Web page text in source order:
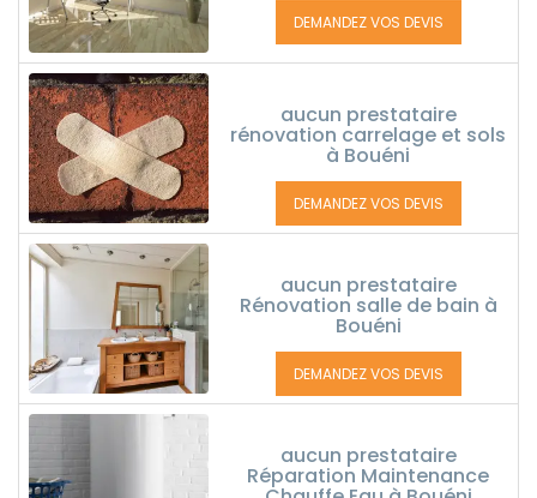
DEMANDEZ VOS DEVIS
aucun prestataire
rénovation carrelage et sols
à Bouéni
DEMANDEZ VOS DEVIS
aucun prestataire
Rénovation salle de bain à
Bouéni
DEMANDEZ VOS DEVIS
aucun prestataire
Réparation Maintenance